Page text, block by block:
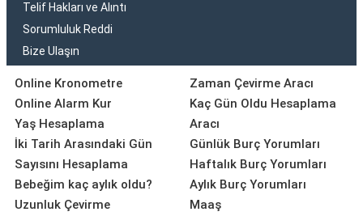
Telif Hakları ve Alıntı
Sorumluluk Reddi
Bize Ulaşın
Online Kronometre
Online Alarm Kur
Yaş Hesaplama
İki Tarih Arasındaki Gün
Sayısını Hesaplama
Bebeğim kaç aylık oldu?
Uzunluk Çevirme
Zaman Çevirme Aracı
Kaç Gün Oldu Hesaplama
Aracı
Günlük Burç Yorumları
Haftalık Burç Yorumları
Aylık Burç Yorumları
Maaş